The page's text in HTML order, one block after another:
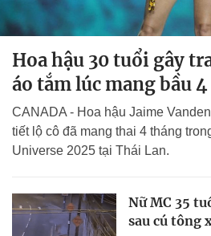
Hoa hậu 30 tuổi gây
áo tắm lúc mang bầu
CANADA - Hoa hậu Jaime
tiết lộ cô đã mang thai 4 tháng
Universe 2025 tại Thái Lan.
Nữ MC 35
sau cú tông